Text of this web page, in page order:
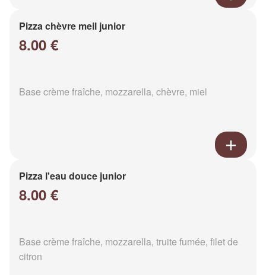
Pizza chèvre meil junior
8.00 €
Base crème fraîche, mozzarella, chèvre, miel
Pizza l'eau douce junior
8.00 €
Base crème fraîche, mozzarella, truite fumée, filet de
citron